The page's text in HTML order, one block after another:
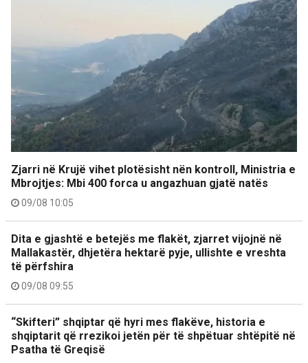
Zjarri në Krujë vihet plotësisht nën kontroll, Ministria e
Mbrojtjes: Mbi 400 forca u angazhuan gjatë natës
09/08 10:05
Dita e gjashtë e betejës me flakët, zjarret vijojnë në
Mallakastër, dhjetëra hektarë pyje, ullishte e vreshta
të përfshira
09/08 09:55
“Skifteri” shqiptar që hyri mes flakëve, historia e
shqiptarit që rrezikoi jetën për të shpëtuar shtëpitë në
Psatha të Greqisë